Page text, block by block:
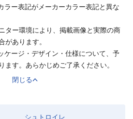
ー表記がメーカーカラー表記と異な
ター環境により、掲載画像と実際の商
があります。
ージ・デザイン・仕様について、予
ます。あらかじめご了承ください。
閉じる
シュトロイレ